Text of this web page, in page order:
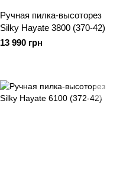
Ручная пилка-высоторез
Silky Hayate 3800 (370-42)
13 990 грн